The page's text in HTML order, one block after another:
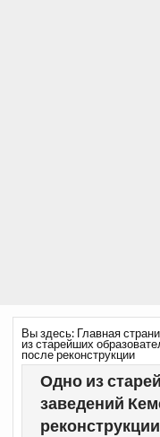
Вы здесь: Главная
из старейших
после реконструкции
Одно из
заведений
реконструкции